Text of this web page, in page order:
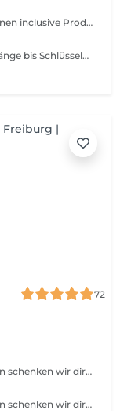
Waschen, schneiden, Kopfmassage & föhnen inclusive Produktanwendung (Haarlängen bis Schlüsselbein Kurz/Mittel) (Haarlängen ab Schlüsselbein Lang)
Haarstyling inkl. waschen & Pflege (Haarlänge bis Schlüsselbein Kurz/Mittel) (Haarlänge ab Schlüsselbein Lang)
72
Wir sind La Biosthétique! Zu jedem Termin schenken wir dir einen entspannten Start: Mit unserer einzigartigen Aroma-Begrüßungskopfmassage, einem warmen oder erfrischenden Getränk und einer verwöhnenden Haarwäsche - alles selbstverständlich inklusive. Wir beraten dich individuell, typgerecht und trendorientiert und geben dir wertvolle Styling- und Pflegetipps an die Hand, damit du deinen Look auch zu Hause ganz leicht umsetzen kannst. So fühlst du dich von Anfang an rundum wohl bei deinerm Stylistin.
Wir sind La Biosthétique! Zu jedem Termin schenken wir dir einen entspannten Start: Mit unserer einzigartigen Aroma-Begrüßungskopfmassage, einem warmen oder erfrischenden Getränk und einer verwöhnenden Haarwäsche - alles selbstverständlich inklusive. Wir beraten dich individuell, typgerecht und trendorientiert und geben dir wertvolle Styling- und Pflegetipps an die Hand, damit du deinen Look auch zu Hause ganz leicht umsetzen kannst. So fühlst du dich von Anfang an rundum wohl bei deinerm Stylistin.